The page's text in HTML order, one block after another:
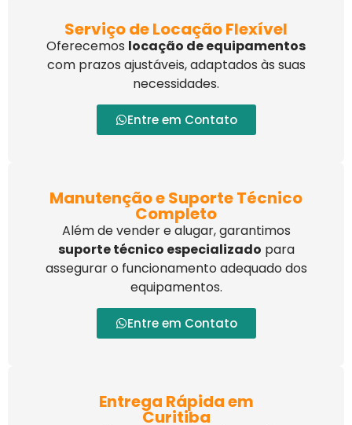
Serviço de Locação Flexível
Oferecemos locação de equipamentos
com prazos ajustáveis, adaptados às suas
necessidades.
Entre em Contato
Manutenção e Suporte Técnico
Completo
Além de vender e alugar, garantimos
suporte técnico especializado para
assegurar o funcionamento adequado dos
equipamentos.
Entre em Contato
Entrega Rápida em
Curitiba